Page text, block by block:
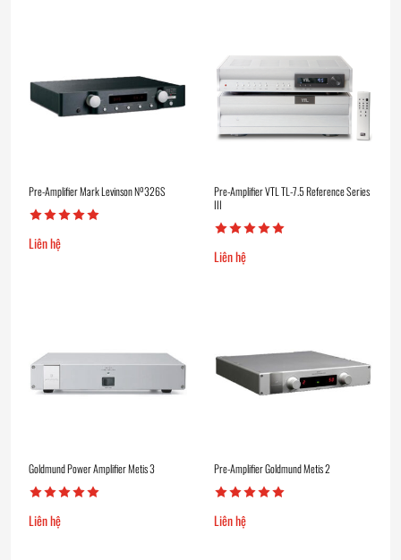
Pre-Amplifier Mark Levinson Nº326S
Liên hệ
Pre-Amplifier VTL TL-7.5 Reference Series
III
Liên hệ
Goldmund Power Amplifier Metis 3
Liên hệ
Pre-Amplifier Goldmund Metis 2
Liên hệ